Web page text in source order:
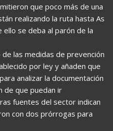
que poco más de una
realizando la ruta hasta As
se deba al parón de la
las medidas de prevención
por ley y añaden que
analizar la documentación
de que puedan ir
fuentes del sector indican
con dos prórrogas para